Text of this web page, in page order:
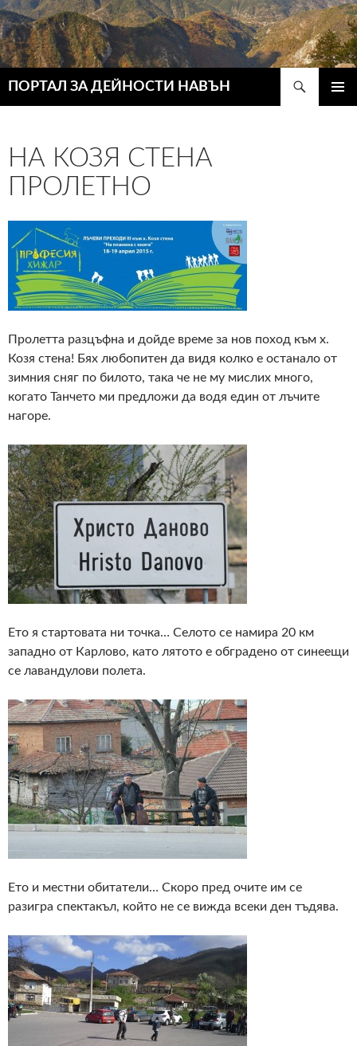
ПОРТАЛ ЗА ДЕЙНОСТИ НАВЪН
НА КОЗЯ СТЕНА
ПРОЛЕТНО
Пролетта разцъфна и дойде време за нов поход към х.
Козя стена! Бях любопитен да видя колко е останало от
зимния сняг по билото, така че не му мислих много,
когато Танчето ми предложи да водя един от лъчите
нагоре.
Ето я стартовата ни точка… Селото се намира 20 км
западно от Карлово, като лятото е обградено от синеещи
се лавандулови полета.
Ето и местни обитатели… Скоро пред очите им се
разигра спектакъл, който не се вижда всеки ден тъдява.